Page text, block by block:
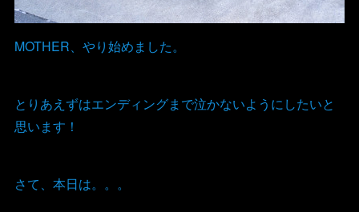
MOTHER、やり始めました。
とりあえずはエンディングまで泣かないようにしたいと
思います！
さて、本日は。。。